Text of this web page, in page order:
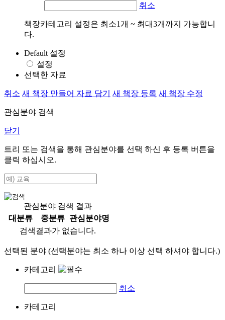
취소
책장카테고리 설정은 최소1개 ~ 최대3개까지 가능합니
다.
Default 설정
설정
선택한 자료
취소 새 책장 만들어 자료 담기 새 책장 등록 새 책장 수정
관심분야 검색
닫기
트리 또는 검색을 통해 관심분야를 선택 하신 후 등록 버튼을
클릭 하십시오.
관심분야 검색 결과
대분류
중분류
관심분야명
검색결과가 없습니다.
선택된 분야 (선택분야는 최소 하나 이상 선택 하셔야 합니다.)
카테고리
취소
카테고리